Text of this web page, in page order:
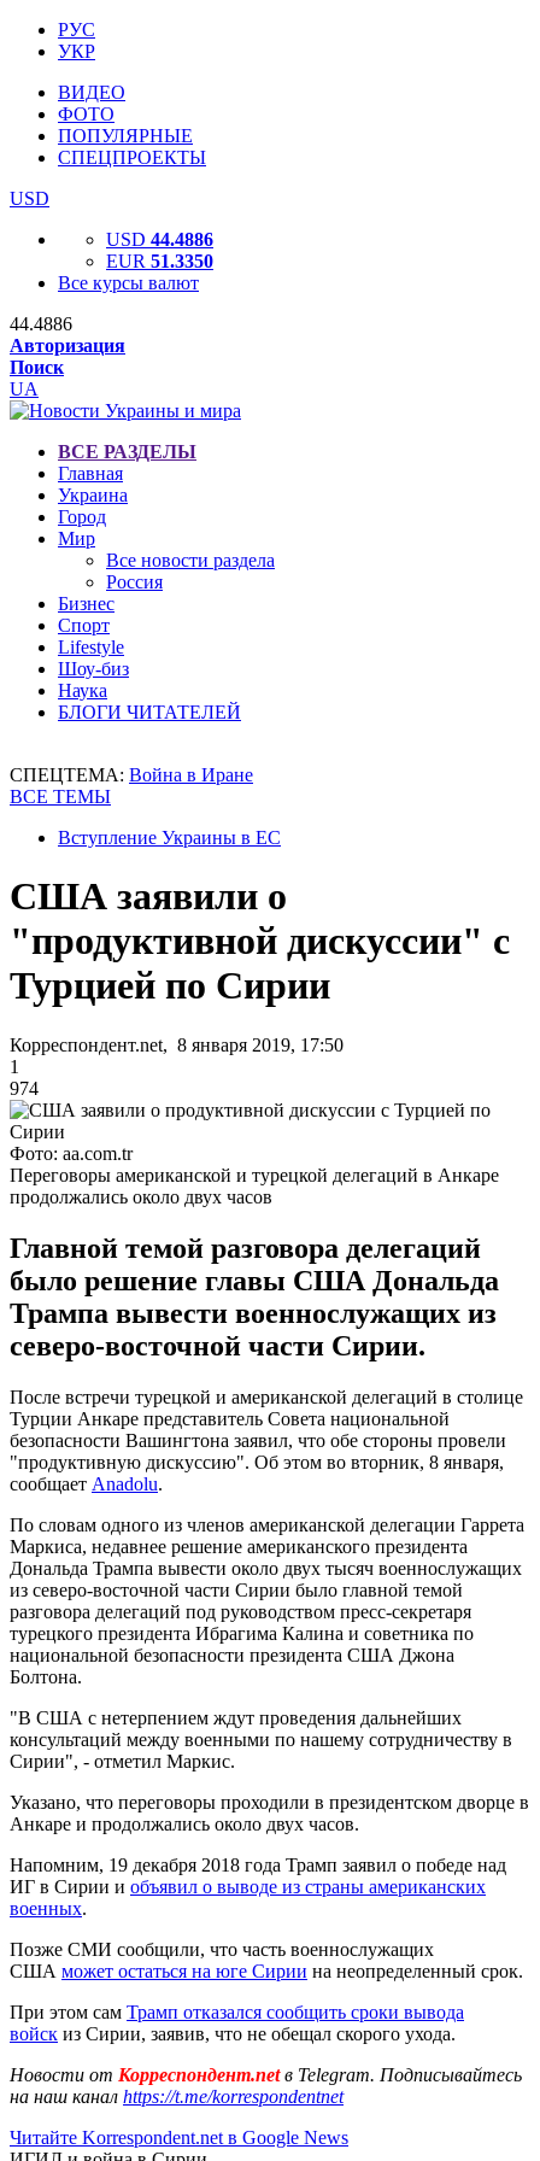
РУС
УКР
ВИДЕО
ФОТО
ПОПУЛЯРНЫЕ
СПЕЦПРОЕКТЫ
USD
USD 44.4886
EUR 51.3350
Все курсы валют
44.4886
Авторизация
Поиск
UA
ВСЕ РАЗДЕЛЫ
Главная
Украина
Город
Мир
Все новости раздела
Россия
Бизнес
Спорт
Lifestyle
Шоу-биз
Наука
БЛОГИ ЧИТАТЕЛЕЙ
СПЕЦТЕМА: Война в Иране
ВСЕ ТЕМЫ
Вступление Украины в ЕС
США заявили о
"продуктивной дискуссии" с
Турцией по Сирии
Корреспондент.net, 8 января 2019, 17:50
1
974
Фото: aa.com.tr
Переговоры американской и турецкой делегаций в Анкаре
продолжались около двух часов
Главной темой разговора делегаций
было решение главы США Дональда
Трампа вывести военнослужащих из
северо-восточной части Сирии.
После встречи турецкой и американской делегаций в столице
Турции Анкаре представитель Совета национальной
безопасности Вашингтона заявил, что обе стороны провели
"продуктивную дискуссию". Об этом во вторник, 8 января,
сообщает Anadolu.
По словам одного из членов американской делегации Гаррета
Маркиса, недавнее решение американского президента
Дональда Трампа вывести около двух тысяч военнослужащих
из северо-восточной части Сирии было главной темой
разговора делегаций под руководством пресс-секретаря
турецкого президента Ибрагима Калина и советника по
национальной безопасности президента США Джона
Болтона.
"В США с нетерпением ждут проведения дальнейших
консультаций между военными по нашему сотрудничеству в
Сирии", - отметил Маркис.
Указано, что переговоры проходили в президентском дворце в
Анкаре и продолжались около двух часов.
Напомним, 19 декабря 2018 года Трамп заявил о победе над
ИГ в Сирии и объявил о выводе из страны американских
военных.
Позже СМИ сообщили, что часть военнослужащих
США может остаться на юге Сирии на неопределенный срок.
При этом сам Трамп отказался сообщить сроки вывода
войск из Сирии, заявив, что не обещал скорого ухода.
Новости от Корреспондент.netв Telegram. Подписывайтесь
на наш канал https://t.me/korrespondentnet
Читайте Korrespondent.net в Google News